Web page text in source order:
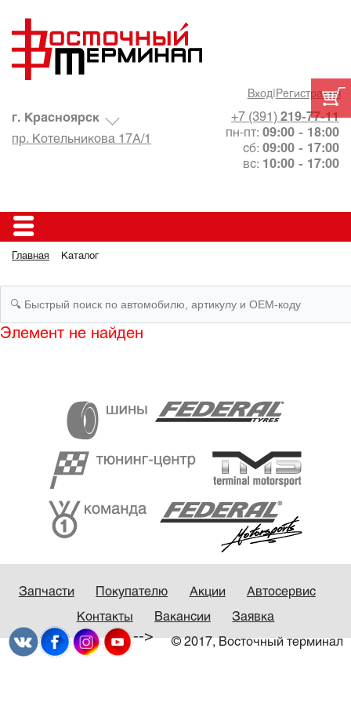
Вход| Регистрация
+7 (391) 219-77-11
пн-пт: 09:00 - 18:00
сб: 09:00 - 17:00
вс: 10:00 - 17:00
г. Красноярск
пр. Котельникова 17А/1
Главная Каталог
Элемент не найден
Запчасти Покупателю Акции Автосервис
Контакты Вакансии Заявка
© 2017, Восточный терминал
-->